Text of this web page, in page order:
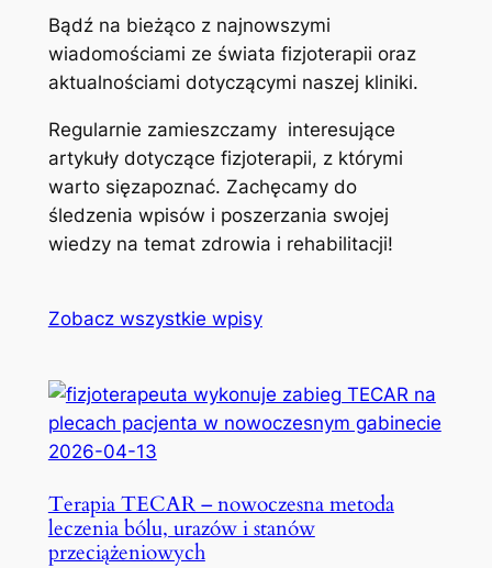
Bądź na bieżąco z najnowszymi
wiadomościami ze świata fizjoterapii oraz
aktualnościami dotyczącymi naszej kliniki.
Regularnie zamieszczamy interesujące
artykuły dotyczące fizjoterapii, z którymi
warto sięzapoznać. Zachęcamy do
śledzenia wpisów i poszerzania swojej
wiedzy na temat zdrowia i rehabilitacji!
Zobacz wszystkie wpisy
2026-04-13
Terapia TECAR – nowoczesna metoda
leczenia bólu, urazów i stanów
przeciążeniowych